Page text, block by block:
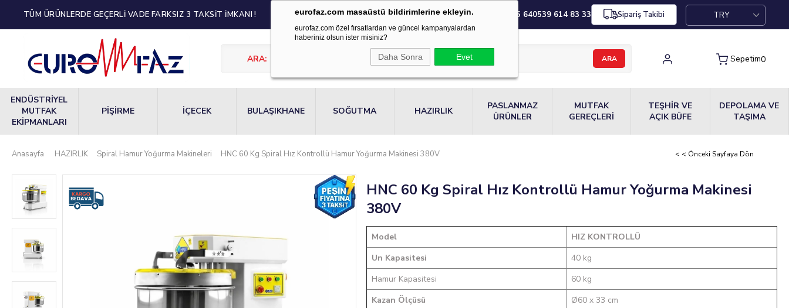
eurofaz.com masaüstü bildirimlerine ekleyin.
eurofaz.com özel fırsatlardan ve güncel kampanyalardan
haberiniz olsun ister misiniz?
Daha Sonra Evet
TÜM ÜRÜNLERDE GEÇERLİ VADE FARKSIZ 3 TAKSİT İMKANI ! 0850 220 55 640539 614 83 33 Sipariş Takibi TRY
Sepetim0
ENDÜSTRİYEL
MUTFAK
EKİPMANLARI
PİŞİRME İÇECEK BULAŞIKHANE SOĞUTMA HAZIRLIK
PASLANMAZ
ÜRÜNLER
MUTFAK
GEREÇLERİ
TEŞHİR VE
AÇIK BÜFE
DEPOLAMA VE
TAŞIMA
Anasayfa HAZIRLIK Spiral Hamur Yoğurma Makineleri HNC 60 Kg Spiral Hız Kontrollü Hamur Yoğurma Makinesi 380V < < Önceki Sayfaya Dön
HNC 60 Kg Spiral Hız Kontrollü Hamur Yoğurma Makinesi
380V
Model
HIZ KONTROLLÜ
Un Kapasitesi
40 kg
Hamur Kapasitesi
60 kg
Kazan Ölçüsü
Ø60 x 33 cm